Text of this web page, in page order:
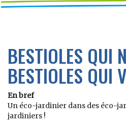
BESTIOLES QUI
BESTIOLES QUI
En bref
Un éco-jardinier dans des éco-
jardiniers !